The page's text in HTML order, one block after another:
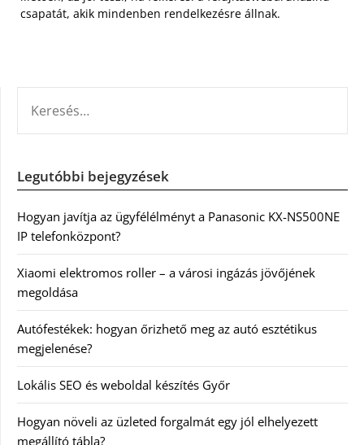
csapatát, akik mindenben rendelkezésre állnak.
Legutóbbi bejegyzések
Hogyan javítja az ügyfélélményt a Panasonic KX-NS500NE
IP telefonközpont?
Xiaomi elektromos roller – a városi ingázás jövőjének
megoldása
Autófestékek: hogyan őrizhető meg az autó esztétikus
megjelenése?
Lokális SEO és weboldal készítés Győr
Hogyan növeli az üzleted forgalmát egy jól elhelyezett
megállító tábla?